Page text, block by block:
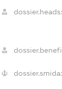
dossier.heads:
dossier.smida: